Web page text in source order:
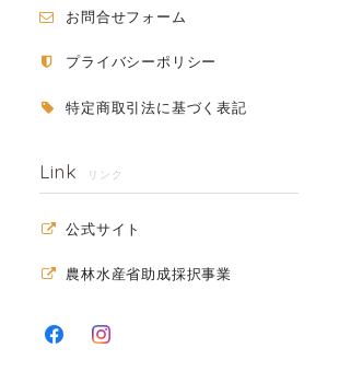
お問合せフォーム
プライバシーポリシー
特定商取引法に基づく表記
Link リンク
公式サイト
農林水産省助成採択事業